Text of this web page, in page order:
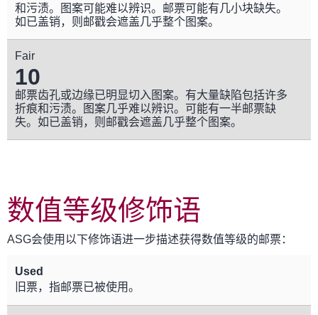
和污渍。图案可能难以辨识。邮票可能有几小块缺失。
如已盖销，则邮戳会遮盖几乎整个图案。
Fair
10
邮票齿孔或边缘已明显切入图案。有大量缺陷包括许多
折痕和污渍。图案几乎难以辨识。可能有一半邮票缺
失。如已盖销，则邮戳会遮盖几乎整个图案。
数值等级修饰语
ASG会使用以下修饰语进一步描述获得数值等级的邮票：
Used
旧票，指邮票已被使用。